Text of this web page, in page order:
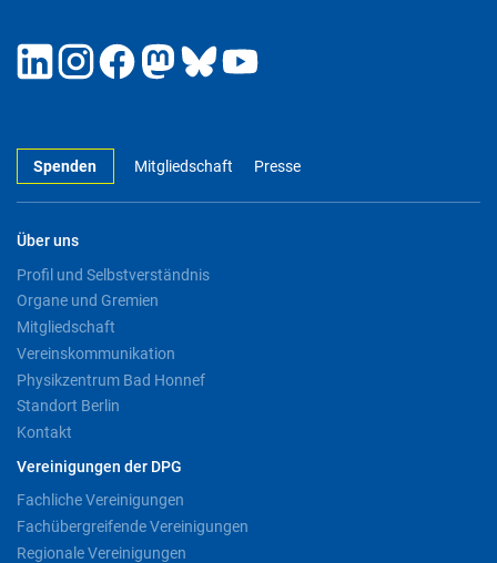
Spenden Mitgliedschaft Presse
Über uns
Profil und Selbstverständnis
Organe und Gremien
Mitgliedschaft
Vereinskommunikation
Physikzentrum Bad Honnef
Standort Berlin
Kontakt
Vereinigungen der DPG
Fachliche Vereinigungen
Fachübergreifende Vereinigungen
Regionale Vereinigungen